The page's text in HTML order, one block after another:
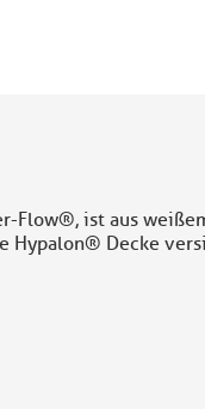
Flow®, ist aus
Hypalon® Decke